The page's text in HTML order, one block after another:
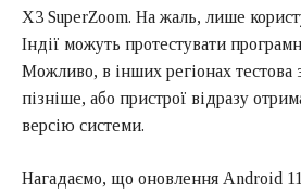
X3 SuperZoom. На жаль, лише
Індії можуть протестувати
Можливо, в інших регіонах тестова
пізніше, або пристрої відразу
версію системи.
Нагадаємо, що оновлення Android